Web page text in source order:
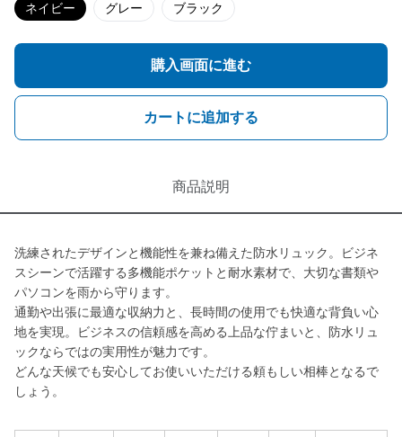
ネイビー グレー ブラック
購入画面に進む
カートに追加する
商品説明
洗練されたデザインと機能性を兼ね備えた防水リュック。ビジネ
スシーンで活躍する多機能ポケットと耐水素材で、大切な書類や
パソコンを雨から守ります。
通勤や出張に最適な収納力と、長時間の使用でも快適な背負い心
地を実現。ビジネスの信頼感を高める上品な佇まいと、防水リュ
ックならではの実用性が魅力です。
どんな天候でも安心してお使いいただける頼もしい相棒となるで
しょう。